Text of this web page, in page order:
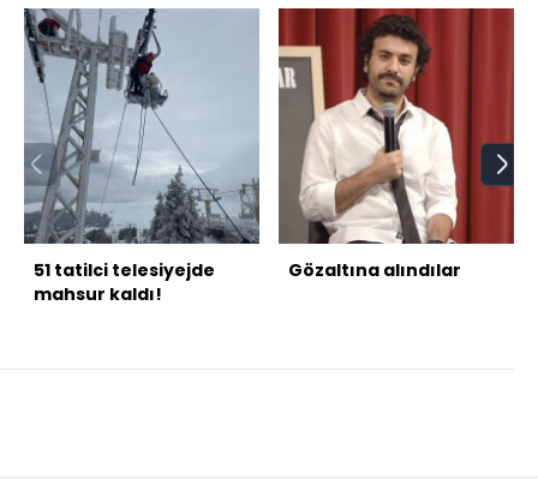
51 tatilci telesiyejde
mahsur kaldı!
Gözaltına alındılar